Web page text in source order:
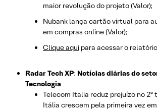
maior revolução do projeto (Valor);
Nubank lança cartão virtual para
em compras online (Valor);
Clique aqui para acessar o
Radar Tech XP: Notícias diárias do
Tecnologia
Telecom Italia reduz prejuízo no 2º
Itália crescem pela primeira vez